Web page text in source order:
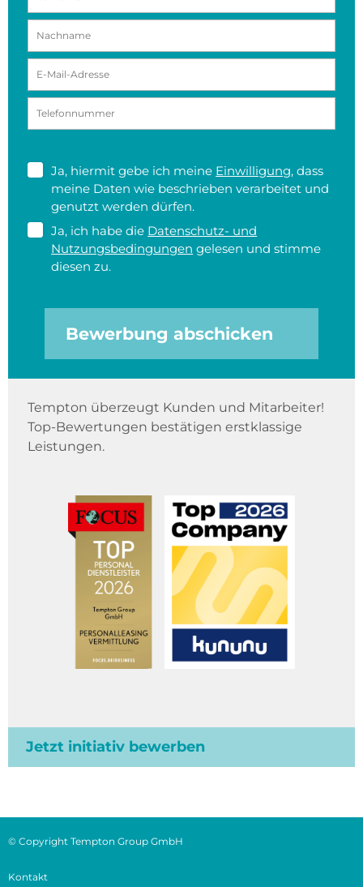
Ja, hiermit gebe ich meine Einwilligung, dass
meine Daten wie beschrieben verarbeitet und
genutzt werden dürfen.
Ja, ich habe die Datenschutz- und
Nutzungsbedingungen gelesen und stimme
diesen zu.
Bewerbung abschicken
Tempton überzeugt Kunden und Mitarbeiter!
Top-Bewertungen bestätigen erstklassige
Leistungen.
Jetzt initiativ bewerben
© Copyright Tempton Group GmbH
Kontakt